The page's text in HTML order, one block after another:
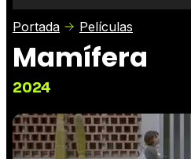
Críticas
Portada Películas
Mamífera
2024